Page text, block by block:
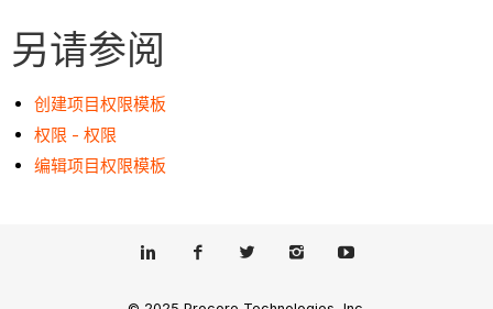
另请参阅
创建项目权限模板
权限 - 权限
编辑项目权限模板